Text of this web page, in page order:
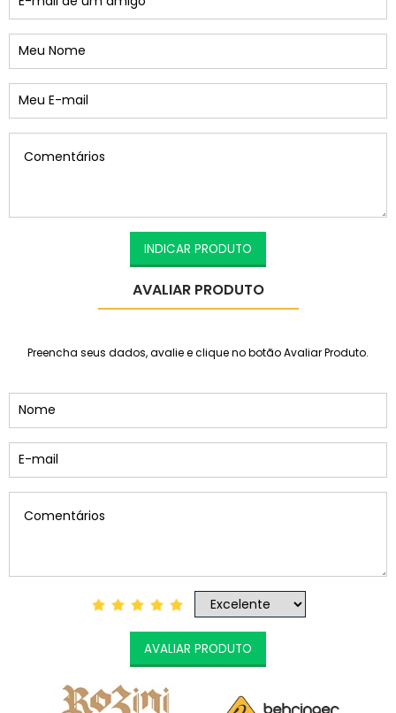
INDICAR PRODUTO
AVALIAR PRODUTO
Preencha seus dados, avalie e clique no botão Avaliar Produto.
AVALIAR PRODUTO